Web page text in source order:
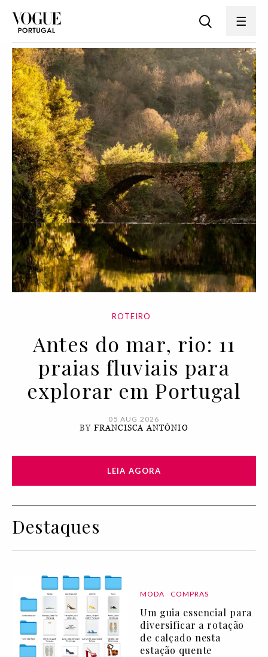
ROTEIRO
Antes do mar, rio: 11
praias fluviais para
explorar em Portugal
05 AUG 2026
BY FRANCISCA ANTÓNIO
LEIA AGORA
Destaques
MODA COMPRAS
Um guia essencial para
diversificar a rotação
de calçado nesta
estação quente